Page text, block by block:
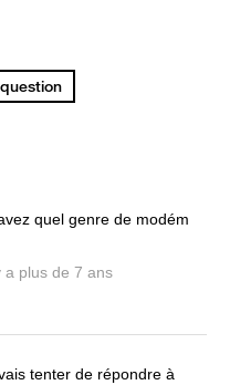
quel genre de modém
a plus de 7 ans
tenter de répondre à